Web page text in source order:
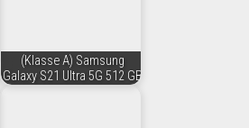
(Klasse A) Samsung
Galaxy S21 Ultra 5G 512 GB